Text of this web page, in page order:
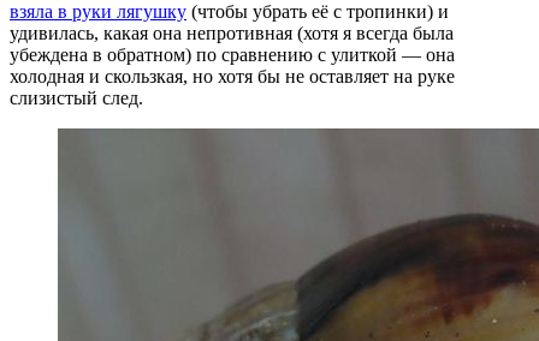
взяла в руки лягушку (чтобы убрать её с тропинки) и
удивилась, какая она непротивная (хотя я всегда была
убеждена в обратном) по сравнению с улиткой — она
холодная и скользкая, но хотя бы не оставляет на руке
слизистый след.